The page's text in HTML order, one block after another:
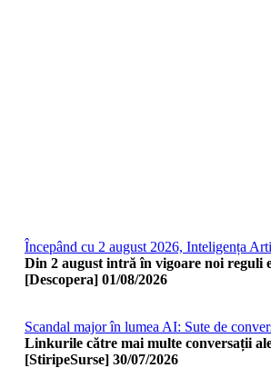
Începând cu 2 august 2026, Inteligența
Din 2 august intră în vigoare noi reguli
[Descopera] 01/08/2026
Scandal major în lumea AI: Sute de
Linkurile către mai multe conversații
[StiripeSurse] 30/07/2026